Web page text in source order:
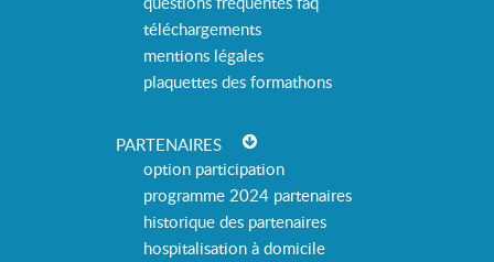
téléchargements
mentions légales
plaquettes des formathons
PARTENAIRES
option participation
programme 2024 partenaires
historique des partenaires
hospitalisation à domicile